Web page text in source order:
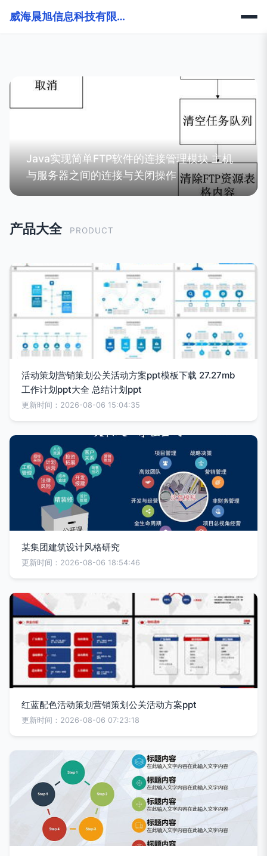
威海晨旭信息科技有限公司
Java实现简单FTP软件的连接管理模块 主机
与服务器之间的连接与关闭操作
产品大全 PRODUCT
活动策划营销策划公关活动方案ppt模板下载 27.27mb
工作计划ppt大全 总结计划ppt
更新时间：2026-08-06 15:04:35
某集团建筑设计风格研究
更新时间：2026-08-06 18:54:46
红蓝配色活动策划营销策划公关活动方案ppt
更新时间：2026-08-06 07:23:18